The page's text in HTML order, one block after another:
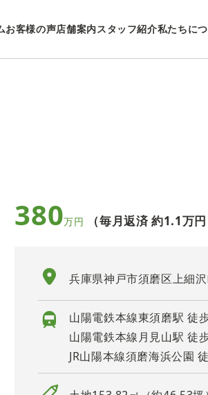
お客様の声店舗案内スタッフ紹介私たちに
380万円 （毎月返済 約1.1万円
兵庫県神戸市須磨区上細
山陽電鉄本線東須磨駅 徒
山陽電鉄本線月見山駅 徒
JR山陽本線須磨海浜公園